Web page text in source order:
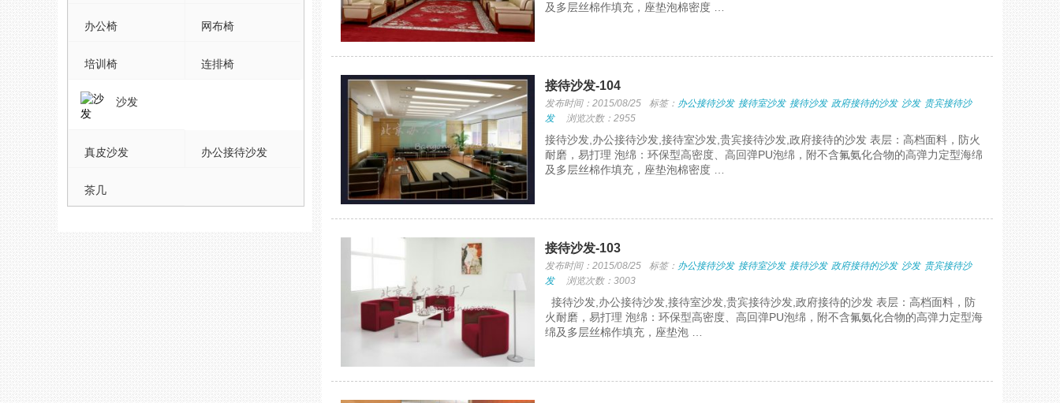
办公椅 网布椅
培训椅 连排椅
沙发
真皮沙发 办公接待沙发
茶几
及多层丝棉作填充，座垫泡棉密度 …
接待沙发-104
发布时间：2015/08/25 标签： 办公接待沙发 接待室沙发 接待沙发 政府接待的沙发 沙发 贵宾接待沙
发
浏览次数：2955
接待沙发,办公接待沙发,接待室沙发,贵宾接待沙发,政府接待的沙发 表层：高档面料，防火
耐磨，易打理 泡绵：环保型高密度、高回弹PU泡绵，附不含氟氨化合物的高弹力定型海绵
及多层丝棉作填充，座垫泡棉密度 …
接待沙发-103
发布时间：2015/08/25 标签： 办公接待沙发 接待室沙发 接待沙发 政府接待的沙发 沙发 贵宾接待沙
发
浏览次数：3003
接待沙发,办公接待沙发,接待室沙发,贵宾接待沙发,政府接待的沙发 表层：高档面料，防
火耐磨，易打理 泡绵：环保型高密度、高回弹PU泡绵，附不含氟氨化合物的高弹力定型海
绵及多层丝棉作填充，座垫泡 …